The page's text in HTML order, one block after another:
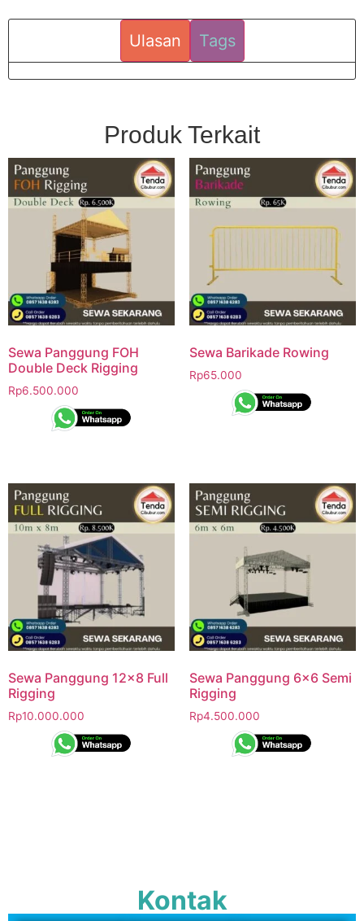
Ulasan Tags
Produk Terkait
Sewa Panggung FOH
Double Deck Rigging
Rp6.500.000
Sewa Barikade Rowing
Rp65.000
Sewa Panggung 12×8 Full
Rigging
Rp10.000.000
Sewa Panggung 6×6 Semi
Rigging
Rp4.500.000
Kontak